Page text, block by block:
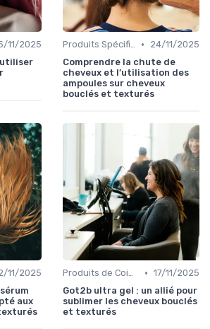
11/2025
Produits Spécifiques (Anti-Frisottis, Hydratants) •
24/11/2025
Comprendre la chute de
cheveux et l’utilisation des
ampoules sur cheveux
bouclés et texturés
11/2025
aux
Produits de Coiffage • 17/11/2025
Got2b ultra gel : un allié pour
sublimer les cheveux bouclés
et texturés